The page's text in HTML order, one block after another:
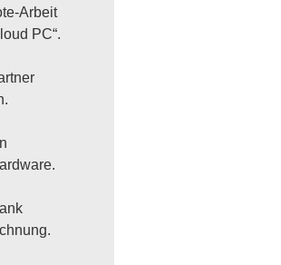
Arbeit
PC“.